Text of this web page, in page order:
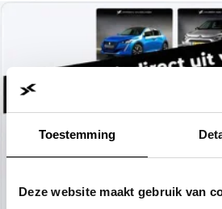
Toestemming
Deze website maakt gebruik van